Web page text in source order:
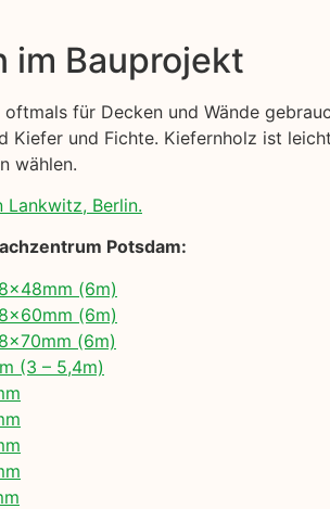
im Bauprojekt
für Decken und Wände
Kiefer und Fichte. Kiefernholz ist
wählen.
Lankwitz, Berlin.
Potsdam:
(6m)
(6m)
(6m)
(3 – 5,4m)